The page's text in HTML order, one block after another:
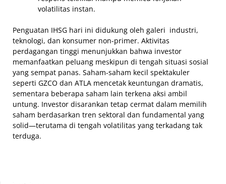
volatilitas instan.
Penguatan IHSG hari ini didukung oleh galeri industri,
teknologi, dan konsumer non-primer. Aktivitas
perdagangan tinggi menunjukkan bahwa investor
memanfaatkan peluang meskipun di tengah situasi sosial
yang sempat panas. Saham-saham kecil spektakuler
seperti GZCO dan ATLA mencetak keuntungan dramatis,
sementara beberapa saham lain terkena aksi ambil
untung. Investor disarankan tetap cermat dalam memilih
saham berdasarkan tren sektoral dan fundamental yang
solid—terutama di tengah volatilitas yang terkadang tak
terduga.